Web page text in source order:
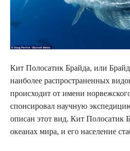
Кит Полосатик Брайда, или
наиболее распространенных
происходит от имени
спонсировал научную
описан этот вид. Кит Полосатик
океанах мира, и его население